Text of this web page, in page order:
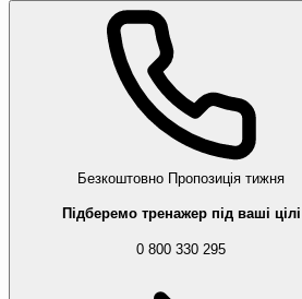
Безкоштовно Пропозиція тижня
Підберемо тренажер під ваші цілі
0 800 330 295